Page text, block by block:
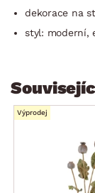
dekorace na
styl: moderní,
Výprodej